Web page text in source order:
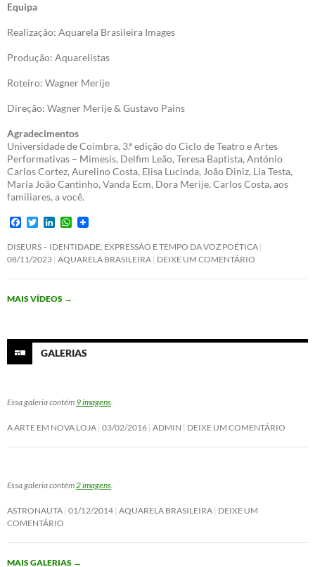
Equipa
Realização: Aquarela Brasileira Images
Produção: Aquarelistas
Roteiro: Wagner Merije
Direção: Wagner Merije & Gustavo Pains
Agradecimentos
Universidade de Coimbra, 3.ª edição do Ciclo de Teatro e Artes
Performativas – Mimesis, Delfim Leão, Teresa Baptista, António
Carlos Cortez, Aurelino Costa, Elisa Lucinda, João Diniz, Lia Testa,
Maria João Cantinho, Vanda Ecm, Dora Merije, Carlos Costa, aos
familiares, a você.
F
c
e
o
k
T
i
t
e
n
k
d
n
W
a
t
A
DISEURS – IDENTIDADE, EXPRESSÃO E TEMPO DA VOZ POÉTICA
08/11/2023 AQUARELA BRASILEIRA DEIXE UM COMENTÁRIO
MAIS VÍDEOS →
GALERIAS
Essa galeria contém 9 imagens.
A ARTE EM NOVA LOJA 03/02/2016 ADMIN DEIXE UM COMENTÁRIO
Essa galeria contém2 imagens.
ASTRONAUTA 01/12/2014 AQUARELA BRASILEIRA DEIXE UM
COMENTÁRIO
MAIS GALERIAS →